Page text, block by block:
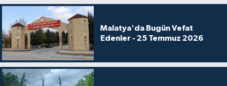
Malatya'da Bugün Vefat
Edenler - 25 Temmuz 2026